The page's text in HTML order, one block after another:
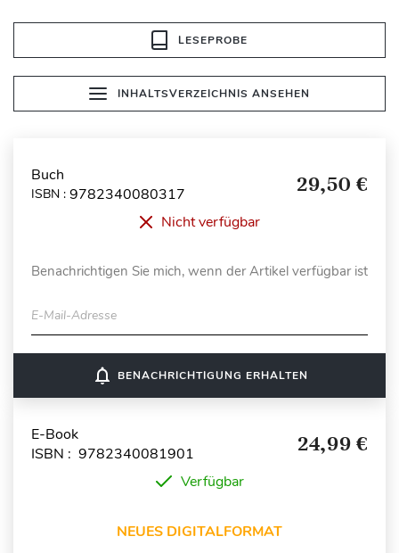
LESEPROBE
INHALTSVERZEICHNIS ANSEHEN
Buch
ISBN : 9782340080317 29,50 €
Nicht verfügbar
Benachrichtigen Sie mich, wenn der Artikel verfügbar ist
E-Mail-Adresse
notifications_none BENACHRICHTIGUNG ERHALTEN
E-Book
ISBN : 9782340081901
24,99 €
Verfügbar
NEUES DIGITALFORMAT